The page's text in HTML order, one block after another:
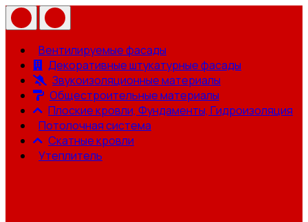
Вентилируемые фасады
Декоративные штукатурные фасады
Звукоизоляционные материалы
Общестроительные материалы
Плоские кровли, Фундаменты, Гидроизоляция
Потолочная система
Скатные кровли
Утеплитель